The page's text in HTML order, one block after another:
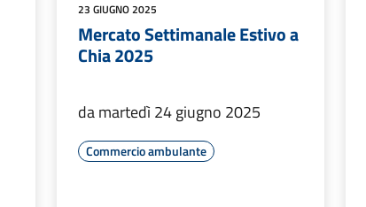
23 GIUGNO 2025
Mercato Settimanale Estivo a
Chia 2025
da martedì 24 giugno 2025
Commercio ambulante